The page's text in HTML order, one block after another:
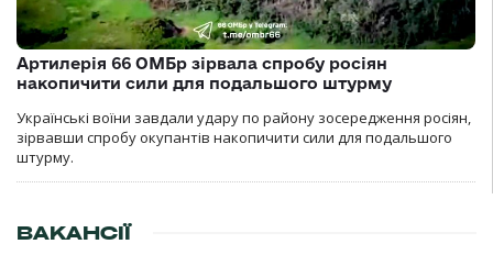
Артилерія 66 ОМБр зірвала спробу росіян
накопичити сили для подальшого штурму
Українські воїни завдали удару по району зосередження росіян,
зірвавши спробу окупантів накопичити сили для подальшого
штурму.
ВАКАНСІЇ